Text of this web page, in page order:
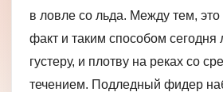
в ловле со льда. Между тем,
факт и таким способом сегодня
густеру, и плотву на реках со
течением. Подледный фидер